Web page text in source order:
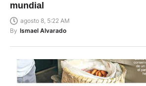
mundial
agosto 8, 5:22 AM
By Ismael Alvarado